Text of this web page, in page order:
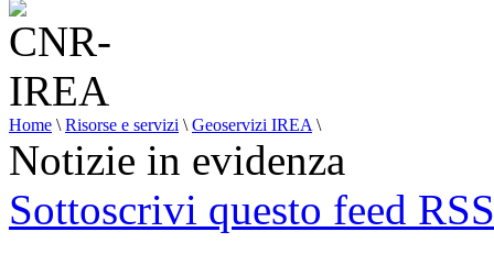
Home \ Risorse e servizi \ Geoservizi IREA \
Notizie in evidenza
Sottoscrivi questo feed RSS